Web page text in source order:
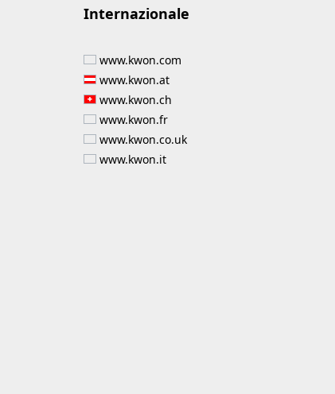
Internazionale
www.kwon.com
www.kwon.at
www.kwon.ch
www.kwon.fr
www.kwon.co.uk
www.kwon.it